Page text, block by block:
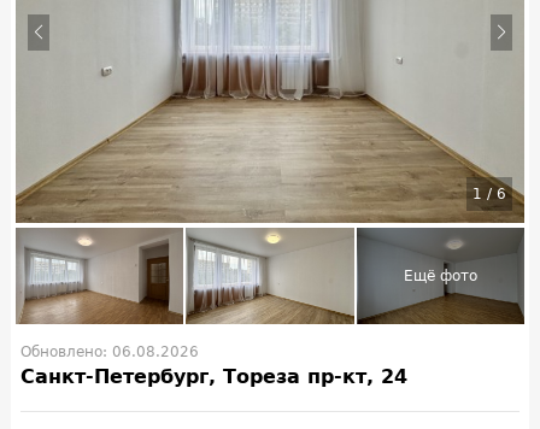
1 / 6
Обновлено: 06.08.2026
Санкт-Петербург, Тореза пр-кт, 24